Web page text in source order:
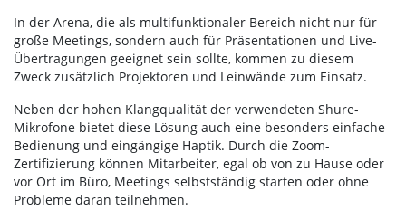
In der Arena, die als multifunktionaler Bereich nicht nur für
große Meetings, sondern auch für Präsentationen und Live-
Übertragungen geeignet sein sollte, kommen zu diesem
Zweck zusätzlich Projektoren und Leinwände zum Einsatz.
Neben der hohen Klangqualität der verwendeten Shure-
Mikrofone bietet diese Lösung auch eine besonders einfache
Bedienung und eingängige Haptik. Durch die Zoom-
Zertifizierung können Mitarbeiter, egal ob von zu Hause oder
vor Ort im Büro, Meetings selbstständig starten oder ohne
Probleme daran teilnehmen.